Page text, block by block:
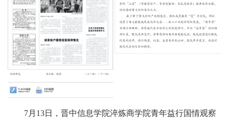
7月13日，晋中信息学院淬炼商学院青年益行国情观察